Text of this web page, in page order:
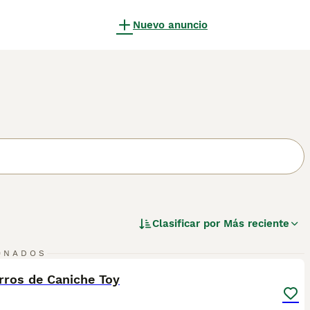
Nuevo anuncio
Clasificar por Más reciente
de Caniche Toy